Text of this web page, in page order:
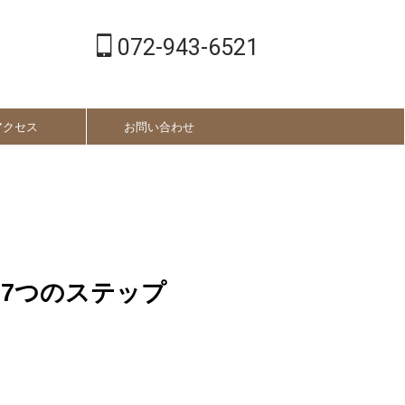
072-943-6521
セス お問い合わせ
つのステップ